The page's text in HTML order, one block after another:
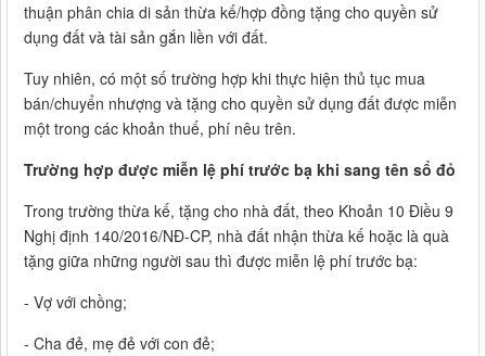
thuận phân chia di sản thừa kế/hợp đồng tặng cho quyền sử
dụng đất và tài sản gắn liền với đất.
Tuy nhiên, có một số trường hợp khi thực hiện thủ tục mua
bán/chuyển nhượng và tặng cho quyền sử dụng đất được miễn
một trong các khoản thuế, phí nêu trên.
Trường hợp được miễn lệ phí trước bạ khi sang tên sổ đỏ
Trong trường thừa kế, tặng cho nhà đất, theo Khoản 10 Điều 9
Nghị định 140/2016/NĐ-CP, nhà đất nhận thừa kế hoặc là quà
tặng giữa những người sau thì được miễn lệ phí trước bạ:
- Vợ với chồng;
- Cha đẻ, mẹ đẻ với con đẻ;